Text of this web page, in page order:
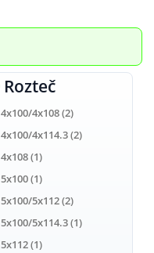
Rozteč
4x100/4x108(2)
4x100/4x114.3(2)
4x108(1)
5x100(1)
5x100/5x112(2)
5x100/5x114.3(1)
5x112(1)